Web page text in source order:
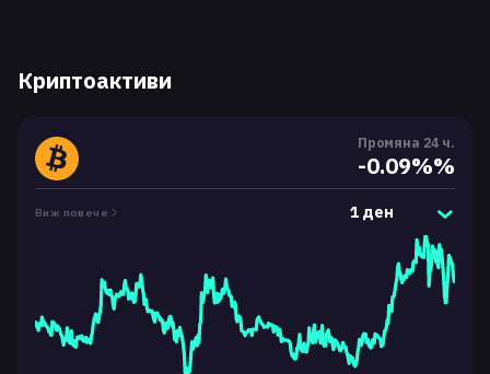
Криптоактиви
Промяна 24 ч.
-0.09%%
Виж повече 1 ден